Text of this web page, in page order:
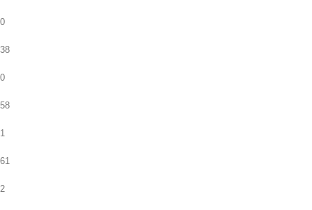
0
38
0
58
1
61
2